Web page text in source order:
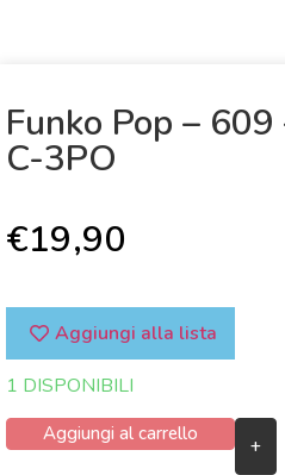
Funko Pop –
C-3PO
€19,90
Aggiungi alla lista
1 DISPONIBILI
+
Aggiungi al carrello